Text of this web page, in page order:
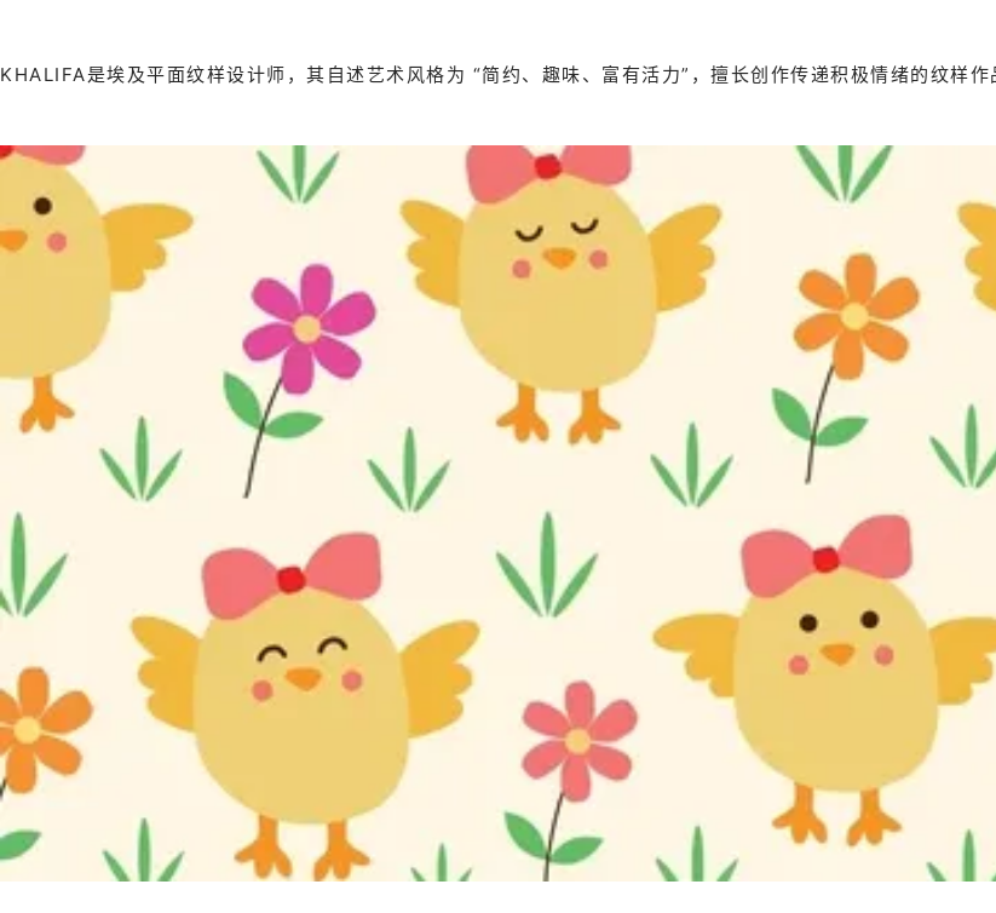
KHALIFA是埃及平面纹样设计师，其自述艺术风格为 “简约、趣味、富有活力”，擅长创作传递积极情绪的纹样